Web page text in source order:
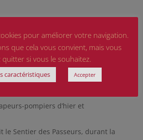
pompiers d’hier et
le Sentier des Passeurs, durant la
pour améliorer votre navigation.
que cela vous convient, mais vous
quitter si vous le souhaitez.
caractéristiques Accepter